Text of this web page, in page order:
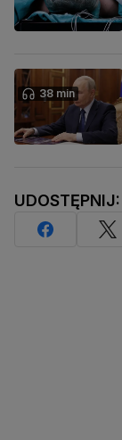
38 min
UDOSTĘPNIJ: